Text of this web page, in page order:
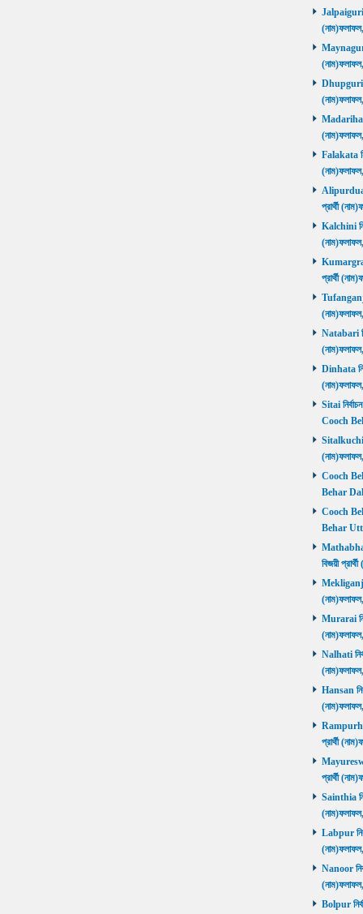
Jalpaiguri
Maynaguri
Dhupguri
Madarihat
Falakata
প্রার্থী
Kalchini
প্রার্থী
Tufanganj
Natabari
Dinhata
Sitai
Cooch
Sitalkuchi
Cooch
Behar
Cooch
Behar
বিজয়ী
Mekliganj
Murarai
Nalhati
Hansan
Rampurhat
প্রার্থী
প্রার্থী
Sainthia
Labpur
Nanoor
Bolpur